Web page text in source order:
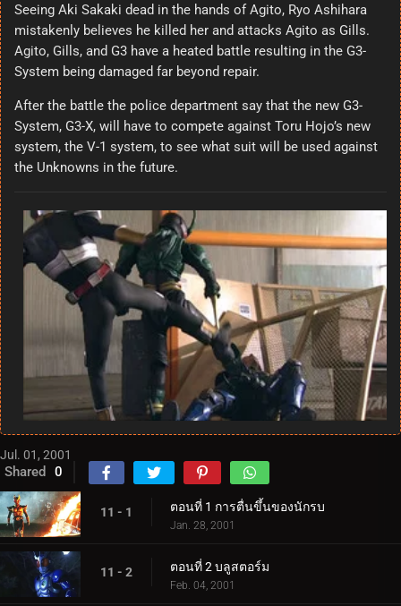
Seeing Aki Sakaki dead in the hands of Agito, Ryo Ashihara
mistakenly believes he killed her and attacks Agito as Gills.
Agito, Gills, and G3 have a heated battle resulting in the G3-
System being damaged far beyond repair.
After the battle the police department say that the new G3-
System, G3-X, will have to compete against Toru Hojo’s new
system, the V-1 system, to see what suit will be used against
the Unknowns in the future.
Jul. 01, 2001
Shared 0
11 - 1 ตอนที่ 1 การตื่นขึ้นของนักรบ
Jan. 28, 2001
11 - 2 ตอนที่ 2 บลูสตอร์ม
Feb. 04, 2001